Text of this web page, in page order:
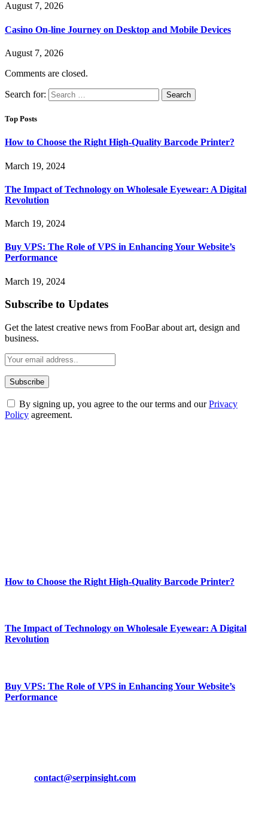
August 7, 2026
Casino On-line Journey on Desktop and Mobile Devices
August 7, 2026
Comments are closed.
Search for:
Top Posts
How to Choose the Right High-Quality Barcode Printer?
March 19, 2024
The Impact of Technology on Wholesale Eyewear: A Digital
Revolution
March 19, 2024
Buy VPS: The Role of VPS in Enhancing Your Website’s
Performance
March 19, 2024
Subscribe to Updates
Get the latest creative news from FooBar about art, design and
business.
By signing up, you agree to the our terms and ourPrivacy
Policy agreement.
How to Choose the Right High-Quality Barcode Printer?
The Impact of Technology on Wholesale Eyewear: A Digital
Revolution
Buy VPS: The Role of VPS in Enhancing Your Website’s
Performance
contact@serpinsight.com